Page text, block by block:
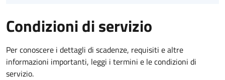
Condizioni di servizio
Per conoscere i dettagli di scadenze, requisiti e altre
informazioni importanti, leggi i termini e le condizioni di
servizio.